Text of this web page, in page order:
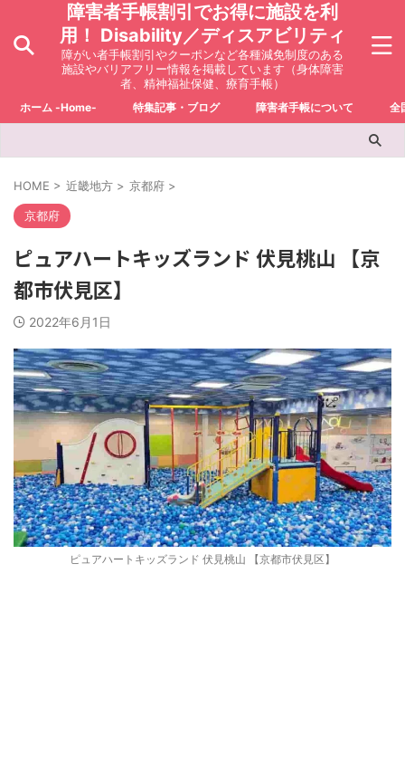
障害者手帳割引でお得に施設を利
用！ Disability／ディスアビリティ
障がい者手帳割引やクーポンなど各種減免制度のある
施設やバリアフリー情報を掲載しています（身体障害
者、精神福祉保健、療育手帳）
ホーム -Home- 特集記事・ブログ 障害者手帳について 全
HOME > 近畿地方 > 京都府 >
京都府
ピュアハートキッズランド 伏見桃山 【京
都市伏見区】
2022年6月1日
ピュアハートキッズランド 伏見桃山 【京都市伏見区】